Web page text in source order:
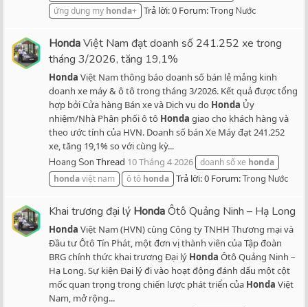
ứng dụng my honda+ Trả lời: 0 Forum:Trong Nước
HondaViệt Nam đạt doanh số 241.252 xe trong
tháng 3/2026, tăng 19,1%
Honda Việt Nam thông báo doanh số bán lẻ mảng kinh
doanh xe máy & ô tô trong tháng 3/2026. Kết quả được tổng
hợp bởi Cửa hàng Bán xe và Dịch vụ do Honda Ủy
nhiệm/Nhà Phân phối ô tô Honda giao cho khách hàng và
theo ước tính của HVN. Doanh số bán Xe Máy đạt 241.252
xe, tăng 19,1% so với cùng kỳ...
Hoang Son Thread 10 Tháng 4 2026 doanh số xe honda
hondaviệt nam ô tô honda Trả lời: 0 Forum:Trong Nước
Khai trương đại lý HondaÔtô Quảng Ninh – Hạ Long
Honda Việt Nam (HVN) cùng Công ty TNHH Thương mại và
Đầu tư Ôtô Tín Phát, một đơn vị thành viên của Tập đoàn
BRG chính thức khai trương Đại lý Honda Ôtô Quảng Ninh –
Hạ Long. Sự kiện Đại lý đi vào hoạt động đánh dấu một cột
mốc quan trọng trong chiến lược phát triển của Honda Việt
Nam, mở rộng...